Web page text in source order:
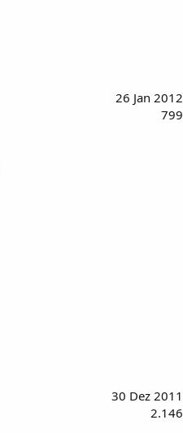
26 Jan 2012
799
30 Dez 2011
2.146